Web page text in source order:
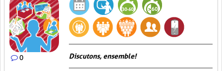
0 Discutons, ensemble!